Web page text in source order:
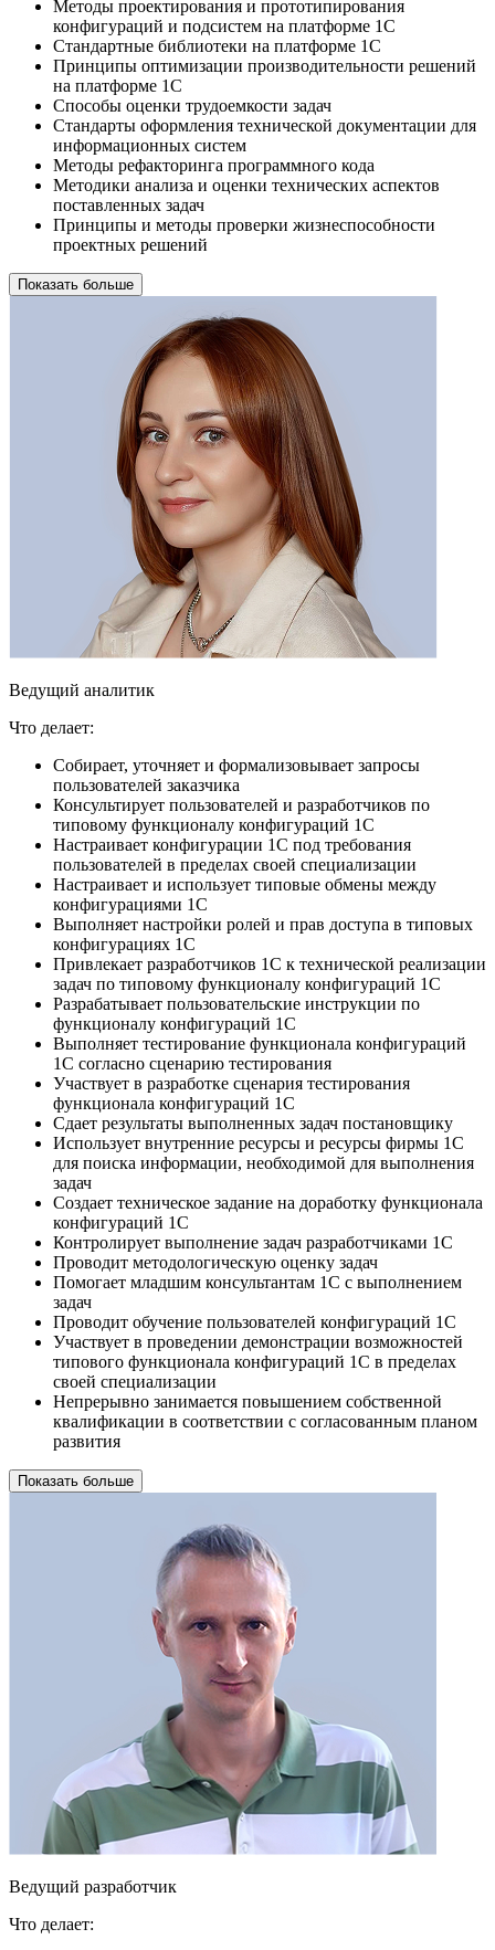
Методы проектирования и прототипирования
конфигураций и подсистем на платформе 1С
Стандартные библиотеки на платформе 1С
Принципы оптимизации производительности решений
на платформе 1С
Способы оценки трудоемкости задач
Стандарты оформления технической документации для
информационных систем
Методы рефакторинга программного кода
Методики анализа и оценки технических аспектов
поставленных задач
Принципы и методы проверки жизнеспособности
проектных решений
Показать больше
Ведущий аналитик
Что делает:
Собирает, уточняет и формализовывает запросы
пользователей заказчика
Консультирует пользователей и разработчиков по
типовому функционалу конфигураций 1С
Настраивает конфигурации 1С под требования
пользователей в пределах своей специализации
Настраивает и использует типовые обмены между
конфигурациями 1С
Выполняет настройки ролей и прав доступа в типовых
конфигурациях 1С
Привлекает разработчиков 1С к технической реализации
задач по типовому функционалу конфигураций 1С
Разрабатывает пользовательские инструкции по
функционалу конфигураций 1С
Выполняет тестирование функционала конфигураций
1С согласно сценарию тестирования
Участвует в разработке сценария тестирования
функционала конфигураций 1С
Сдает результаты выполненных задач постановщику
Использует внутренние ресурсы и ресурсы фирмы 1С
для поиска информации, необходимой для выполнения
задач
Создает техническое задание на доработку функционала
конфигураций 1С
Контролирует выполнение задач разработчиками 1С
Проводит методологическую оценку задач
Помогает младшим консультантам 1С с выполнением
задач
Проводит обучение пользователей конфигураций 1С
Участвует в проведении демонстрации возможностей
типового функционала конфигураций 1С в пределах
своей специализации
Непрерывно занимается повышением собственной
квалификации в соответствии с согласованным планом
развития
Показать больше
Ведущий разработчик
Что делает: